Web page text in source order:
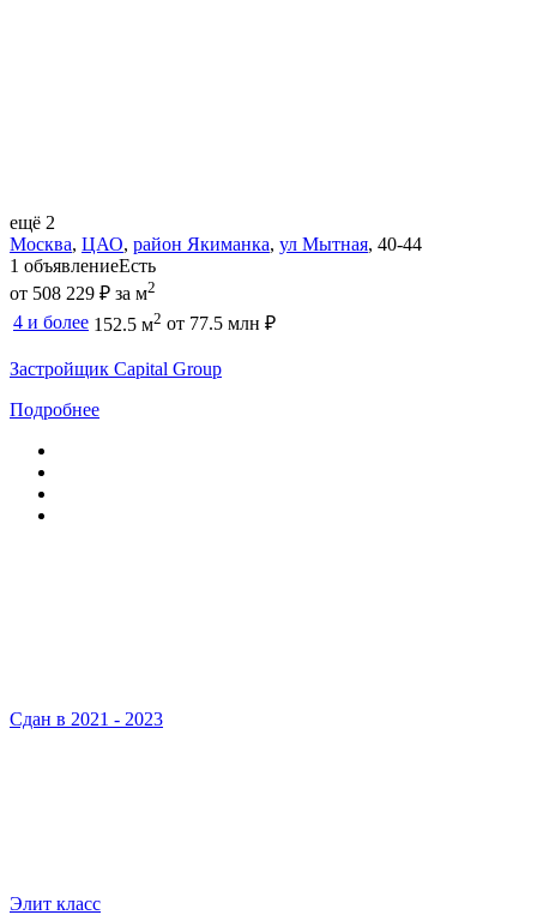
ещё 2
Москва, ЦАО, район Якиманка, ул Мытная, 40-44
1 объявлениеЕсть
от 508 229 ₽ за м2
4 и более 152.5 м2 от 77.5 млн ₽
Застройщик Capital Group
Подробнее
Сдан в 2021 - 2023
Элит класс